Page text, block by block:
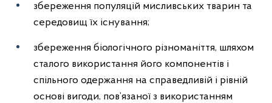
збереження популяцій мисливських тварин та
середовищ їх існування;
збереження біологічного різноманіття, шляхом
сталого використання його компонентів і
спільного одержання на справедливій і рівній
основі вигоди, пов’язаної з використанням